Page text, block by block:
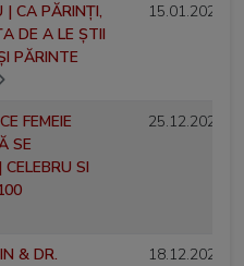
| CA PĂRINȚI,
DE A LE ȘTII
PĂRINTE
15.01.2026
FEMEIE
SE
SI
25.12.2025
& DR.
18.12.2025